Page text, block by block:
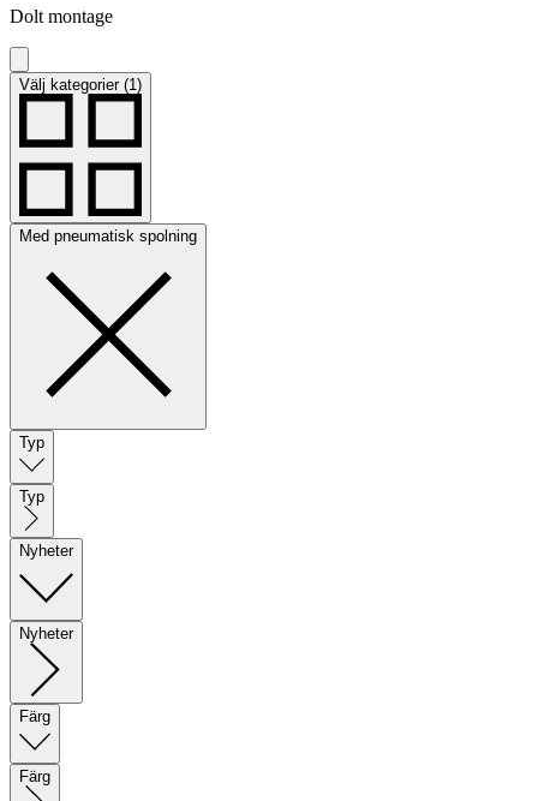
Dolt montage
Välj kategorier (1)
Med pneumatisk spolning
Typ
Typ
Nyheter
Nyheter
Färg
Färg